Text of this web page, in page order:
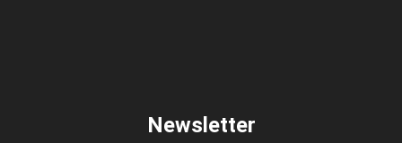
Newsletter